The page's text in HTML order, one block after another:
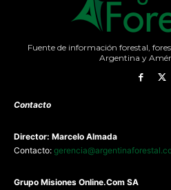
Fuente de información forestal,
Argentina y
Contacto
Director: Marcelo Almada
Contacto:
Grupo Misiones Online.Com SA